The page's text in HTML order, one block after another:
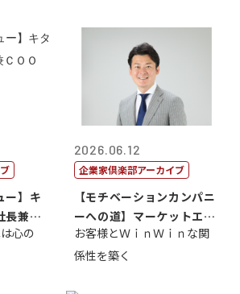
ー】キ
長兼Ｃ
心の
2026.06.12
企業家倶楽部アーカイブ
【モチベーションカンパニ
ーへの道】マーケットエン
タープライズ...
お客様とＷｉｎＷｉｎな関
係性を築く